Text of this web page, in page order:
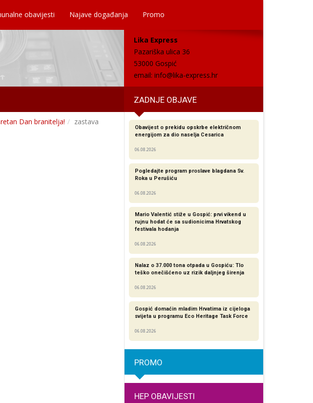
obavijesti Najave događanja Promo
Lika Express
Pazariška ulica 36
53000 Gospić
email: info@lika-express.hr
ZADNJE OBJAVE
Dan branitelja! zastava
Obavijest o prekidu opskrbe električnom
energijom za dio naselja Cesarica
06.08.2026
Pogledajte program proslave blagdana Sv.
Roka u Perušiću
06.08.2026
Mario Valentić stiže u Gospić: prvi vikend u
rujnu hodat će sa sudionicima Hrvatskog
festivala hodanja
06.08.2026
Nalaz o 37.000 tona otpada u Gospiću: Tlo
teško onečišćeno uz rizik daljnjeg širenja
06.08.2026
Gospić domaćin mladim Hrvatima iz cijeloga
svijeta u programu Eco Heritage Task Force
06.08.2026
PROMO
HEP OBAVIJESTI